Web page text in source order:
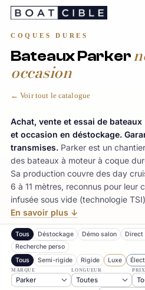
Passer
COQUES DURES
Bateaux Parker
occasion
← Voir tout le catalogue
Achat, vente et essai de
et occasion en déstockage.
transmises. Parker est un
des bateaux à moteur à coque
Sa production couvre des day
6 à 11 mètres, reconnus pour leur
infusée sous vide (technologie
En savoir plus ↓
Tous Déstockage Démo salon Direct
Recherche perso
Tous
Semi-rigide
MARQUE LONGUEUR PRIX